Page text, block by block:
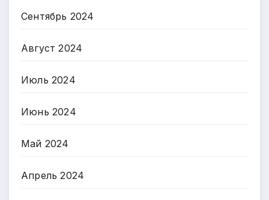
Сентябрь 2024
Август 2024
Июль 2024
Июнь 2024
Май 2024
Апрель 2024